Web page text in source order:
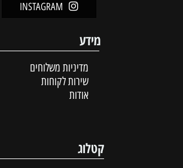
INSTAGRAM
מידע
מדיניות משלוחים
שירות לקוחות
אודות
קטלוג